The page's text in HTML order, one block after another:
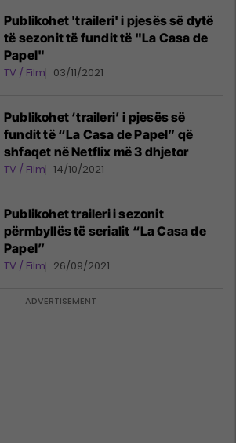
Publikohet 'traileri' i pjesës së dytë
të sezonit të fundit të "La Casa de
Papel"
TV / Film 03/11/2021
Publikohet ‘traileri’ i pjesës së
fundit të “La Casa de Papel” që
shfaqet në Netflix më 3 dhjetor
TV / Film 14/10/2021
Publikohet traileri i sezonit
përmbyllës të serialit “La Casa de
Papel”
TV / Film 26/09/2021